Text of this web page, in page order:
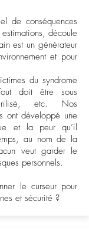
de conséquences
découle
est un générateur
et pour
du syndrome
doit être sous
etc. Nos
ont développé une
et la peur qu’il
au nom de la
veut garder le
personnels.
le curseur pour
et sécurité ?